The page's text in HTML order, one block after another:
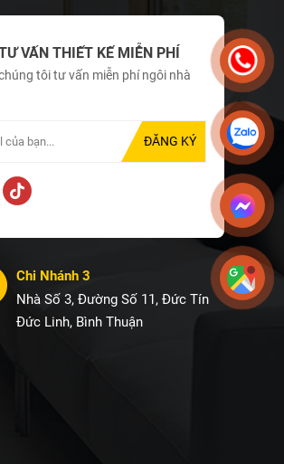
VẤN THIẾT KẾ MIỄN PHÍ
tôi tư vấn miễn phí ngôi nhà
Chi Nhánh 3
Nhà Số 3, Đường Số 11, Đức Tín
Đức Linh, Bình Thuận